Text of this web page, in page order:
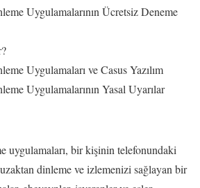
Uygulamalarının Ücretsiz Deneme
Uygulamaları ve Casus Yazılım
Uygulamalarının Yasal Uyarılar
uygulamaları, bir kişinin telefonundaki
dinleme ve izlemenizi sağlayan bir